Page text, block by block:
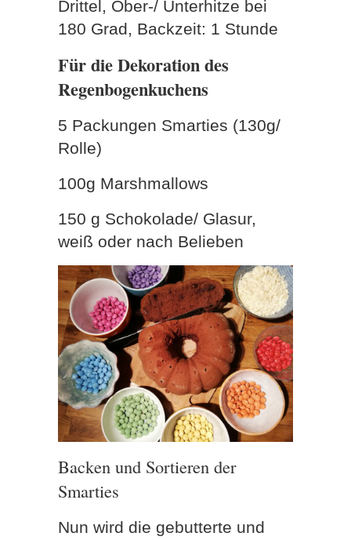
Drittel, Ober-/ Unterhitze bei
180 Grad, Backzeit: 1 Stunde
Für die Dekoration des
Regenbogenkuchens
5 Packungen Smarties (130g/
Rolle)
100g Marshmallows
150 g Schokolade/ Glasur,
weiß oder nach Belieben
Backen und Sortieren der
Smarties
Nun wird die gebutterte und